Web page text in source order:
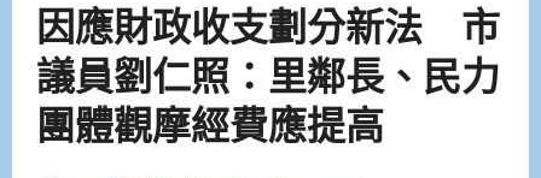
因應財政收支劃分新法 市
議員劉仁照：里鄰長、民力
團體觀摩經費應提高